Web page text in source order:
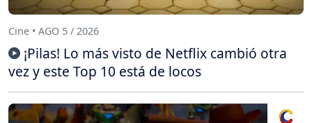
Cine • AGO 5 / 2026
¡Pilas! Lo más visto de Netflix cambió otra
vez y este Top 10 está de locos